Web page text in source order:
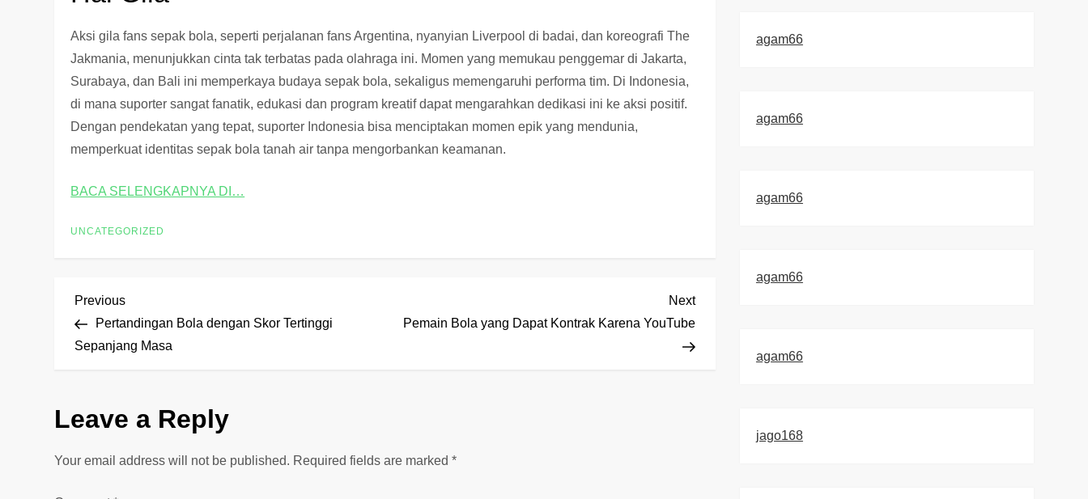
Aksi gila fans sepak bola, seperti perjalanan fans Argentina, nyanyian Liverpool di badai, dan koreografi The
Jakmania, menunjukkan cinta tak terbatas pada olahraga ini. Momen yang memukau penggemar di Jakarta,
Surabaya, dan Bali ini memperkaya budaya sepak bola, sekaligus memengaruhi performa tim. Di Indonesia,
di mana suporter sangat fanatik, edukasi dan program kreatif dapat mengarahkan dedikasi ini ke aksi positif.
Dengan pendekatan yang tepat, suporter Indonesia bisa menciptakan momen epik yang mendunia,
memperkuat identitas sepak bola tanah air tanpa mengorbankan keamanan.
BACA SELENGKAPNYA DI…
UNCATEGORIZED
P
o
t
n
Previous
Post
Previous
Pertandingan Bola dengan Skor Tertinggi
Sepanjang Masa
Next
Post
Next
Pemain Bola yang Dapat Kontrak Karena YouTube
Leave a Reply
Your email address will not be published. Required fields are marked*
agam66
agam66
agam66
agam66
agam66
jago168